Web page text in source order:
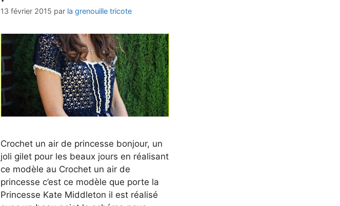
13 février 2015 par la grenouille tricote
Crochet un air de princesse bonjour, un
joli gilet pour les beaux jours en réalisant
ce modèle au Crochet un air de
princesse c’est ce modèle que porte la
Princesse Kate Middleton il est réalisé